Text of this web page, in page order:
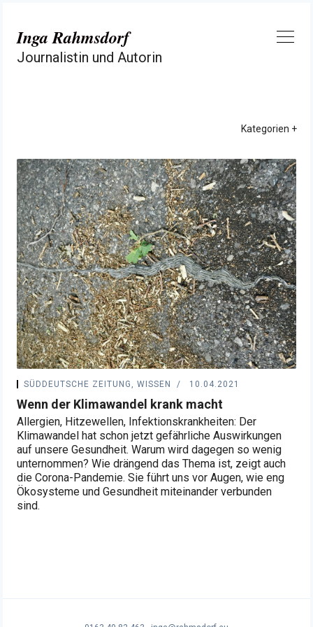
Inhalt
springen
Inga Rahmsdorf
Journalistin und Autorin
Kategorien
SÜDDEUTSCHE ZEITUNG, WISSEN 10.04.2021
Wenn der Klimawandel krank macht
Allergien, Hitzewellen, Infektionskrankheiten: Der
Klimawandel hat schon jetzt gefährliche Auswirkungen
auf unsere Gesundheit. Warum wird dagegen so wenig
unternommen? Wie drängend das Thema ist, zeigt auch
die Corona-Pandemie. Sie führt uns vor Augen, wie eng
Ökosysteme und Gesundheit miteinander verbunden
sind.